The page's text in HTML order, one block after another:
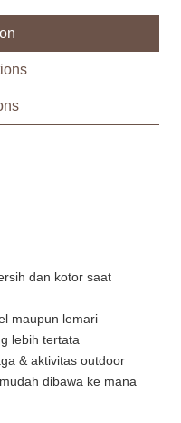
dan kotor saat
maupun lemari
lebih tertata
& aktivitas outdoor
dibawa ke mana